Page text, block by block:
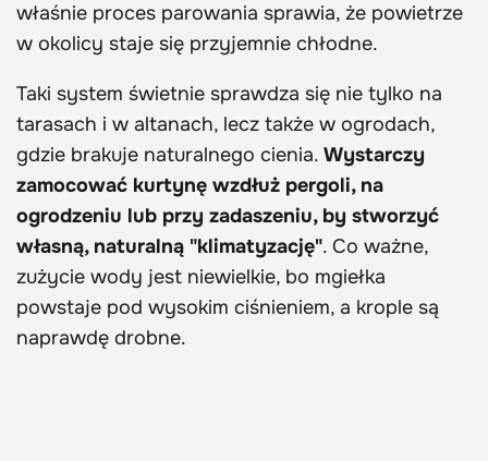
właśnie proces parowania sprawia, że powietrze
w okolicy staje się przyjemnie chłodne.
Taki system świetnie sprawdza się nie tylko na
tarasach i w altanach, lecz także w ogrodach,
gdzie brakuje naturalnego cienia. Wystarczy
zamocować kurtynę wzdłuż pergoli, na
ogrodzeniu lub przy zadaszeniu, by stworzyć
własną, naturalną "klimatyzację". Co ważne,
zużycie wody jest niewielkie, bo mgiełka
powstaje pod wysokim ciśnieniem, a krople są
naprawdę drobne.